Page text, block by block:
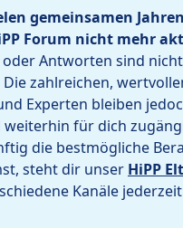
gemeinsamen
Forum nicht mehr
oder Antworten sind
zahlreichen,
Experten bleiben
weiterhin für dich
die bestmögliche
steht dir unser HiPP
Kanäle